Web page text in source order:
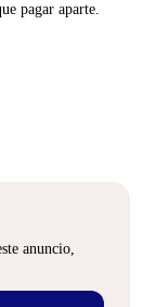
pagar aparte.
anuncio,